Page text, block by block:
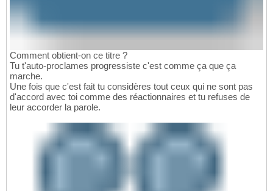
Comment obtient-on ce titre ?
Tu t'auto-proclames progressiste c'est comme ça que ça
marche.
Une fois que c'est fait tu considères tout ceux qui ne sont pas
d'accord avec toi comme des réactionnaires et tu refuses de
leur accorder la parole.